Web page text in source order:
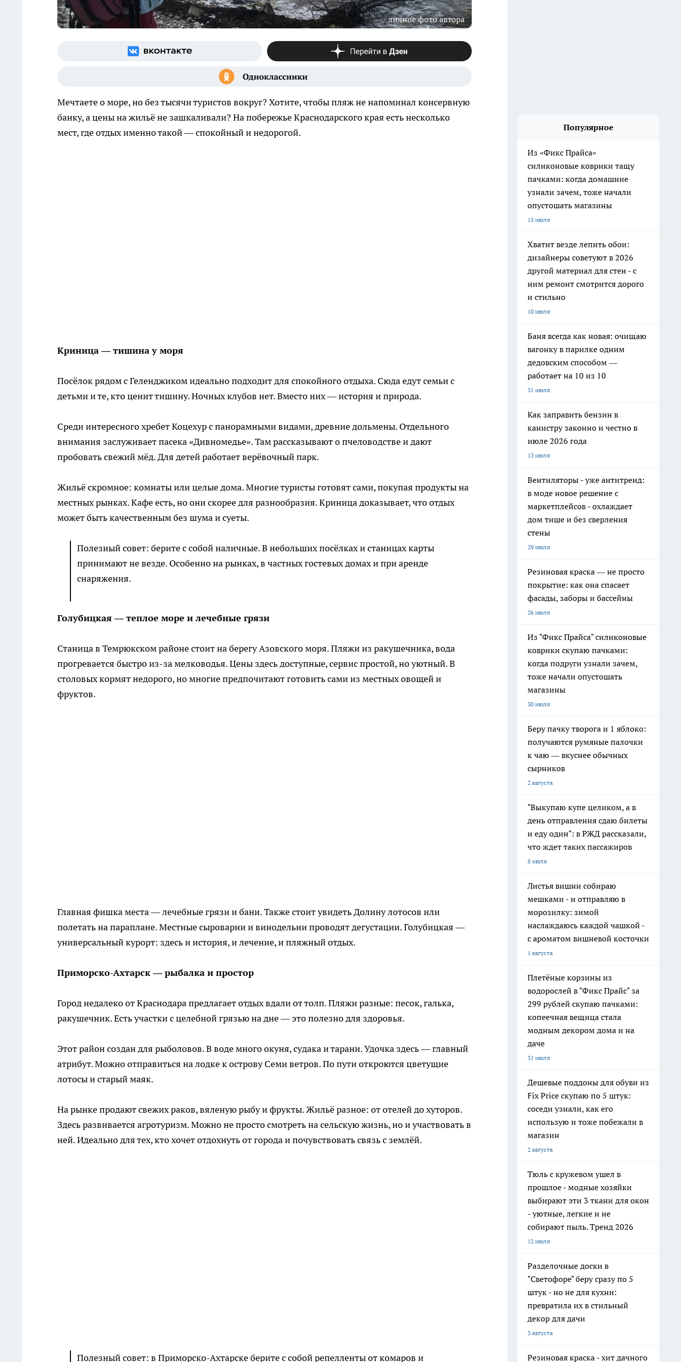
личное фото автора
Мечтаете о море, но без тысячи туристов вокруг? Хотите, чтобы пляж не напоминал консервную
банку, а цены на жильё не зашкаливали? На побережье Краснодарского края есть несколько
мест, где отдых именно такой — спокойный и недорогой.
Криница — тишина у моря
Посёлок рядом с Геленджиком идеально подходит для спокойного отдыха. Сюда едут семьи с
детьми и те, кто ценит тишину. Ночных клубов нет. Вместо них — история и природа.
Среди интересного хребет Коцехур с панорамными видами, древние дольмены. Отдельного
внимания заслуживает пасека «Дивномедье». Там рассказывают о пчеловодстве и дают
пробовать свежий мёд. Для детей работает верёвочный парк.
Жильё скромное: комнаты или целые дома. Многие туристы готовят сами, покупая продукты на
местных рынках. Кафе есть, но они скорее для разнообразия. Криница доказывает, что отдых
может быть качественным без шума и суеты.
Полезный совет: берите с собой наличные. В небольших посёлках и станицах карты
принимают не везде. Особенно на рынках, в частных гостевых домах и при аренде
снаряжения.
Голубицкая — теплое море и лечебные грязи
Станица в Темрюкском районе стоит на берегу Азовского моря. Пляжи из ракушечника, вода
прогревается быстро из-за мелководья. Цены здесь доступные, сервис простой, но уютный. В
столовых кормят недорого, но многие предпочитают готовить сами из местных овощей и
фруктов.
Главная фишка места — лечебные грязи и бани. Также стоит увидеть Долину лотосов или
полетать на параплане. Местные сыроварни и винодельни проводят дегустации. Голубицкая —
универсальный курорт: здесь и история, и лечение, и пляжный отдых.
Приморско-Ахтарск — рыбалка и простор
Город недалеко от Краснодара предлагает отдых вдали от толп. Пляжи разные: песок, галька,
ракушечник. Есть участки с целебной грязью на дне — это полезно для здоровья.
Этот район создан для рыболовов. В воде много окуня, судака и тарани. Удочка здесь — главный
атрибут. Можно отправиться на лодке к острову Семи ветров. По пути откроются цветущие
лотосы и старый маяк.
На рынке продают свежих раков, вяленую рыбу и фрукты. Жильё разное: от отелей до хуторов.
Здесь развивается агротуризм. Можно не просто смотреть на сельскую жизнь, но и участвовать в
ней. Идеально для тех, кто хочет отдохнуть от города и почувствовать связь с землёй.
Полезный совет: в Приморско-Ахтарске берите с собой репелленты от комаров и
Популярное
Из «Фикс Прайса»
силиконовые коврики тащу
пачками: когда домашние
узнали зачем, тоже начали
опустошать магазины
15 июля
Хватит везде лепить обои:
дизайнеры советуют в 2026
другой материал для стен - с
ним ремонт смотрится дорого
и стильно
10 июля
Баня всегда как новая: очищаю
вагонку в парилке одним
дедовским способом —
работает на 10 из 10
31 июля
Как заправить бензин в
канистру законно и честно в
июле 2026 года
13 июля
Вентиляторы - уже антитренд:
в моде новое решение с
маркетплейсов - охлаждает
дом тише и без сверления
стены
29 июля
Резиновая краска — не просто
покрытие: как она спасает
фасады, заборы и бассейны
26 июля
Из "Фикс Прайса" силиконовые
коврики скупаю пачками:
когда подруги узнали зачем,
тоже начали опустошать
магазины
30 июля
Беру пачку творога и 1 яблоко:
получаются румяные палочки
к чаю — вкуснее обычных
сырников
2 августа
"Выкупаю купе целиком, а в
день отправления сдаю билеты
и еду один": в РЖД рассказали,
что ждет таких пассажиров
8 июля
Листья вишни собираю
мешками - и отправляю в
морозилку: зимой
наслаждаюсь каждой чашкой -
с ароматом вишневой косточки
1 августа
Плетёные корзины из
водорослей в "Фикс Прайс" за
299 рублей скупаю пачками:
копеечная вещица стала
модным декором дома и на
даче
31 июля
Дешевые поддоны для обуви из
Fix Price скупаю по 5 штук:
соседи узнали, как его
использую и тоже побежали в
магазин
2 августа
Тюль с кружевом ушел в
прошлое - модные хозяйки
выбирают эти 3 ткани для окон
- уютные, легкие и не
собирают пыль. Тренд 2026
12 июля
Разделочные доски в
"Светофоре" беру сразу по 5
штук - но не для кухни:
превратила их в стильный
декор для дачи
3 августа
Резиновая краска - хит дачного